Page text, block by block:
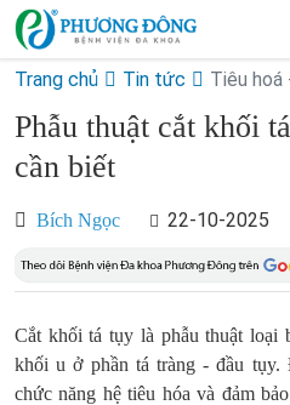
Trang chủ Tin tức Tiêu hoá
Phẫu thuật cắt khối
cần biết
Bích Ngọc 22-10-2025
Cắt khối tá tụy là phẫu thuật loại
khối u ở phần tá tràng - đầu
chức năng hệ tiêu hóa và đảm